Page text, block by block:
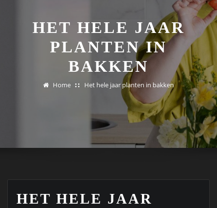
HET HELE JAAR
PLANTEN IN
BAKKEN
Home Het hele jaar planten in bakken
HET HELE JAAR